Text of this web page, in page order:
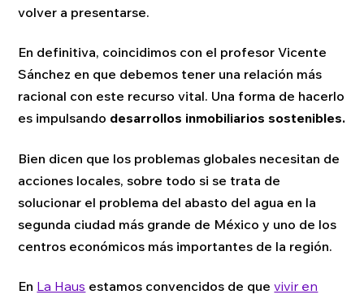
volver a presentarse.
En definitiva, coincidimos con el profesor Vicente
Sánchez en que debemos tener una relación más
racional con este recurso vital. Una forma de hacerlo
es impulsando desarrollos inmobiliarios sostenibles.
Bien dicen que los problemas globales necesitan de
acciones locales, sobre todo si se trata de
solucionar el problema del abasto del agua en la
segunda ciudad más grande de México y uno de los
centros económicos más importantes de la región.
En La Haus estamos convencidos de que vivir en